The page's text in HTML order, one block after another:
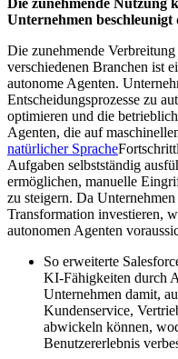
Die zunehmende Nutzung
Unternehmen
Die zunehmende
verschiedenen Branchen ist
autonome Agenten.
Entscheidungsprozesse zu
optimieren und die
Agenten, die auf
natürlicher Sprache
Aufgaben selbstständig
ermöglichen, manuelle
zu steigern. Da
Transformation investieren,
autonomen Agenten
So erweiterte
KI-Fähigkeiten durch
Unternehmen damit,
Kundenservice,
abwickeln können,
Benutzererlebnis